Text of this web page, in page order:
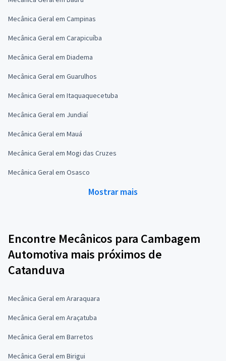
Mecânica Geral em Campinas
Mecânica Geral em Carapicuíba
Mecânica Geral em Diadema
Mecânica Geral em Guarulhos
Mecânica Geral em Itaquaquecetuba
Mecânica Geral em Jundiaí
Mecânica Geral em Mauá
Mecânica Geral em Mogi das Cruzes
Mecânica Geral em Osasco
Mostrar mais
Encontre Mecânicos para Cambagem
Automotiva mais próximos de
Catanduva
Mecânica Geral em Araraquara
Mecânica Geral em Araçatuba
Mecânica Geral em Barretos
Mecânica Geral em Birigui